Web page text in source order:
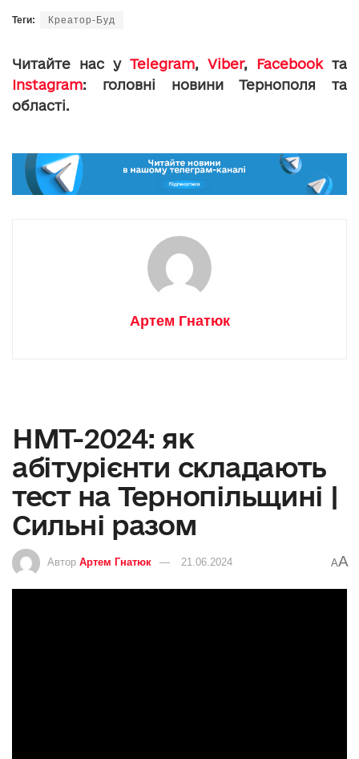
Теги: Креатор-Буд
Читайте нас у Telegram, Viber, Facebookта
Instagram: головні новини Тернополя та
області.
Артем Гнатюк
НМТ-2024: як
абітурієнти складають
тест на Тернопільщині |
Сильні разом
Автор Артем Гнатюк 21.06.2024 AA